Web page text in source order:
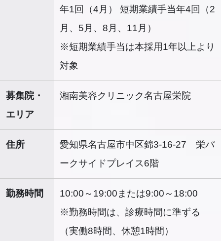
年1回（4月） 短期業績手当年4回（2
月、5月、8月、11月）
※短期業績手当は本採用1年以上より
対象
募集院・
エリア
湘南美容クリニック名古屋栄院
住所
愛知県名古屋市中区錦3-16-27 栄パ
ークサイドプレイス6階
勤務時間
10:00～19:00または9:00～18:00
※勤務時間は、診療時間に準ずる
（実働8時間、休憩1時間）